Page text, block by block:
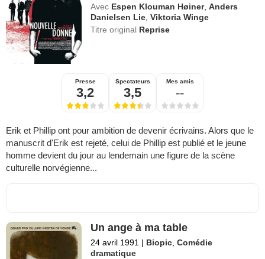
Avec Espen Klouman Høiner,Anders
Danielsen Lie,Viktoria Winge
Titre original Reprise
Presse
3,2
Spectateurs
3,5
Mes amis
--
Erik et Phillip ont pour ambition de devenir écrivains. Alors que le
manuscrit d'Erik est rejeté, celui de Phillip est publié et le jeune
homme devient du jour au lendemain une figure de la scène
culturelle norvégienne...
Un ange à ma table
24 avril 1991 | Biopic ,Comédie
dramatique